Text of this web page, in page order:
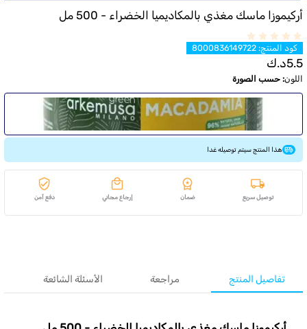
أركيموزا ماسك مغذي بالمكاديميا الخضراء - 500 مل
كود المنتج:
8000836149722
5.5د.ك
اللون: حسب الصورة
هذا المنتج سيتم توصيله غدا
توصيل سريع ضمان إرجاع مجاني دفع آمن
تفاصيل المنتج مراجعة الأسئلة الشائعة